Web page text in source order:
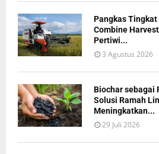
Pangkas
Combine
Pertiwi...
3 Agustus 2026
Biochar sebagai
Solusi Ramah
Meningkatkan...
29 Juli 2026